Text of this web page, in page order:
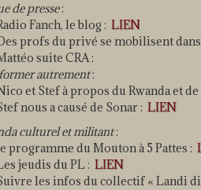
de presse:
Fanch, le blog : LIEN
profs du privé se mobilisent
suite CRA :
autrement:
et Stef à propos du Rwanda et
nous a causé de Sonar : LIEN
culturel et militant:
programme du Mouton à 5 Pattes :
jeudis du PL : LIEN
les infos du collectif « Landi